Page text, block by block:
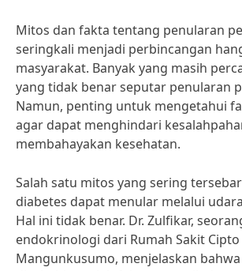
Mitos dan fakta tentang penularan
seringkali menjadi perbincangan
masyarakat. Banyak yang masih
yang tidak benar seputar penularan
Namun, penting untuk mengetahui
agar dapat menghindari
membahayakan kesehatan.
Salah satu mitos yang sering
diabetes dapat menular melalui
Hal ini tidak benar. Dr. Zulfikar,
endokrinologi dari Rumah Sakit Cipto
Mangunkusumo, menjelaskan